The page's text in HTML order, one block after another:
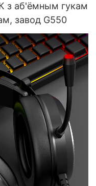
з аб'ёмным гукам
завод G550